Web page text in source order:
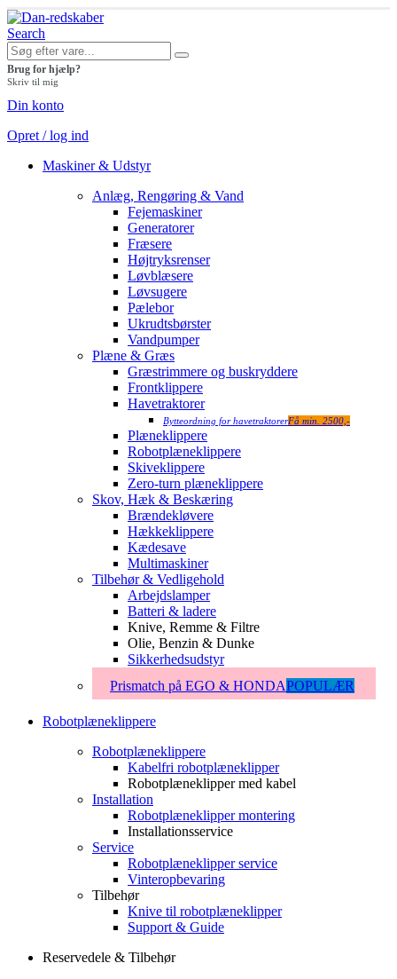
Search
Brug for hjælp?
Skriv til mig
Din konto
Opret / log ind
Maskiner & Udstyr
Anlæg, Rengøring & Vand
Fejemaskiner
Generatorer
Fræsere
Højtryksrenser
Løvblæsere
Løvsugere
Pælebor
Ukrudtsbørster
Vandpumper
Plæne & Græs
Græstrimmere og buskryddere
Frontklippere
Havetraktorer
Bytteordning for havetraktorerFå min. 2500,-
Plæneklippere
Robotplæneklippere
Skiveklippere
Zero-turn plæneklippere
Skov, Hæk & Beskæring
Brændekløvere
Hækkeklippere
Kædesave
Multimaskiner
Tilbehør & Vedligehold
Arbejdslamper
Batteri & ladere
Knive, Remme & Filtre
Olie, Benzin & Dunke
Sikkerhedsudstyr
Prismatch på EGO & HONDAPOPULÆR
Robotplæneklippere
Robotplæneklippere
Kabelfri robotplæneklipper
Robotplæneklipper med kabel
Installation
Robotplæneklipper montering
Installationsservice
Service
Robotplæneklipper service
Vinteropbevaring
Tilbehør
Knive til robotplæneklipper
Support & Guide
Reservedele & Tilbehør